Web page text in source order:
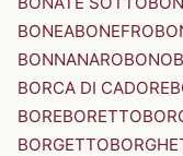
BONEABONEFRO
BONNANAROBONO
BORCA DI CADORE
BOREBORETTO
BORGETTO